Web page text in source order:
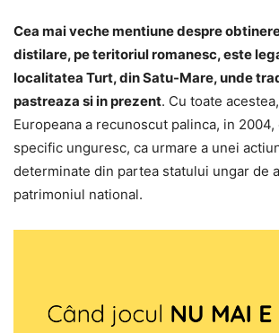
Cea mai veche mentiune despre
distilare, pe teritoriul romanesc, este
localitatea Turt, din Satu-Mare, unde
pastreaza si in prezent. Cu toate
Europeana a recunoscut palinca, in
specific unguresc, ca urmare a unei
determinate din partea statului ungar de
patrimoniul national.